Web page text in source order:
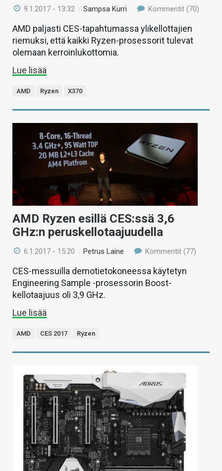
9.1.2017 - 13:32 /Sampsa Kurri Kommentit (70)
AMD paljasti CES-tapahtumassa ylikellottajien
riemuksi, että kaikki Ryzen-prosessorit tulevat
olemaan kerroinlukottomia.
Lue lisää
AMD Ryzen X370
AMD Ryzen esillä CES:ssä 3,6
GHz:n peruskellotaajuudella
6.1.2017 - 15:20 /Petrus Laine Kommentit (77)
CES-messuilla demotietokoneessa käytetyn
Engineering Sample -prosessorin Boost-
kellotaajuus oli 3,9 GHz.
Lue lisää
AMD CES 2017 Ryzen